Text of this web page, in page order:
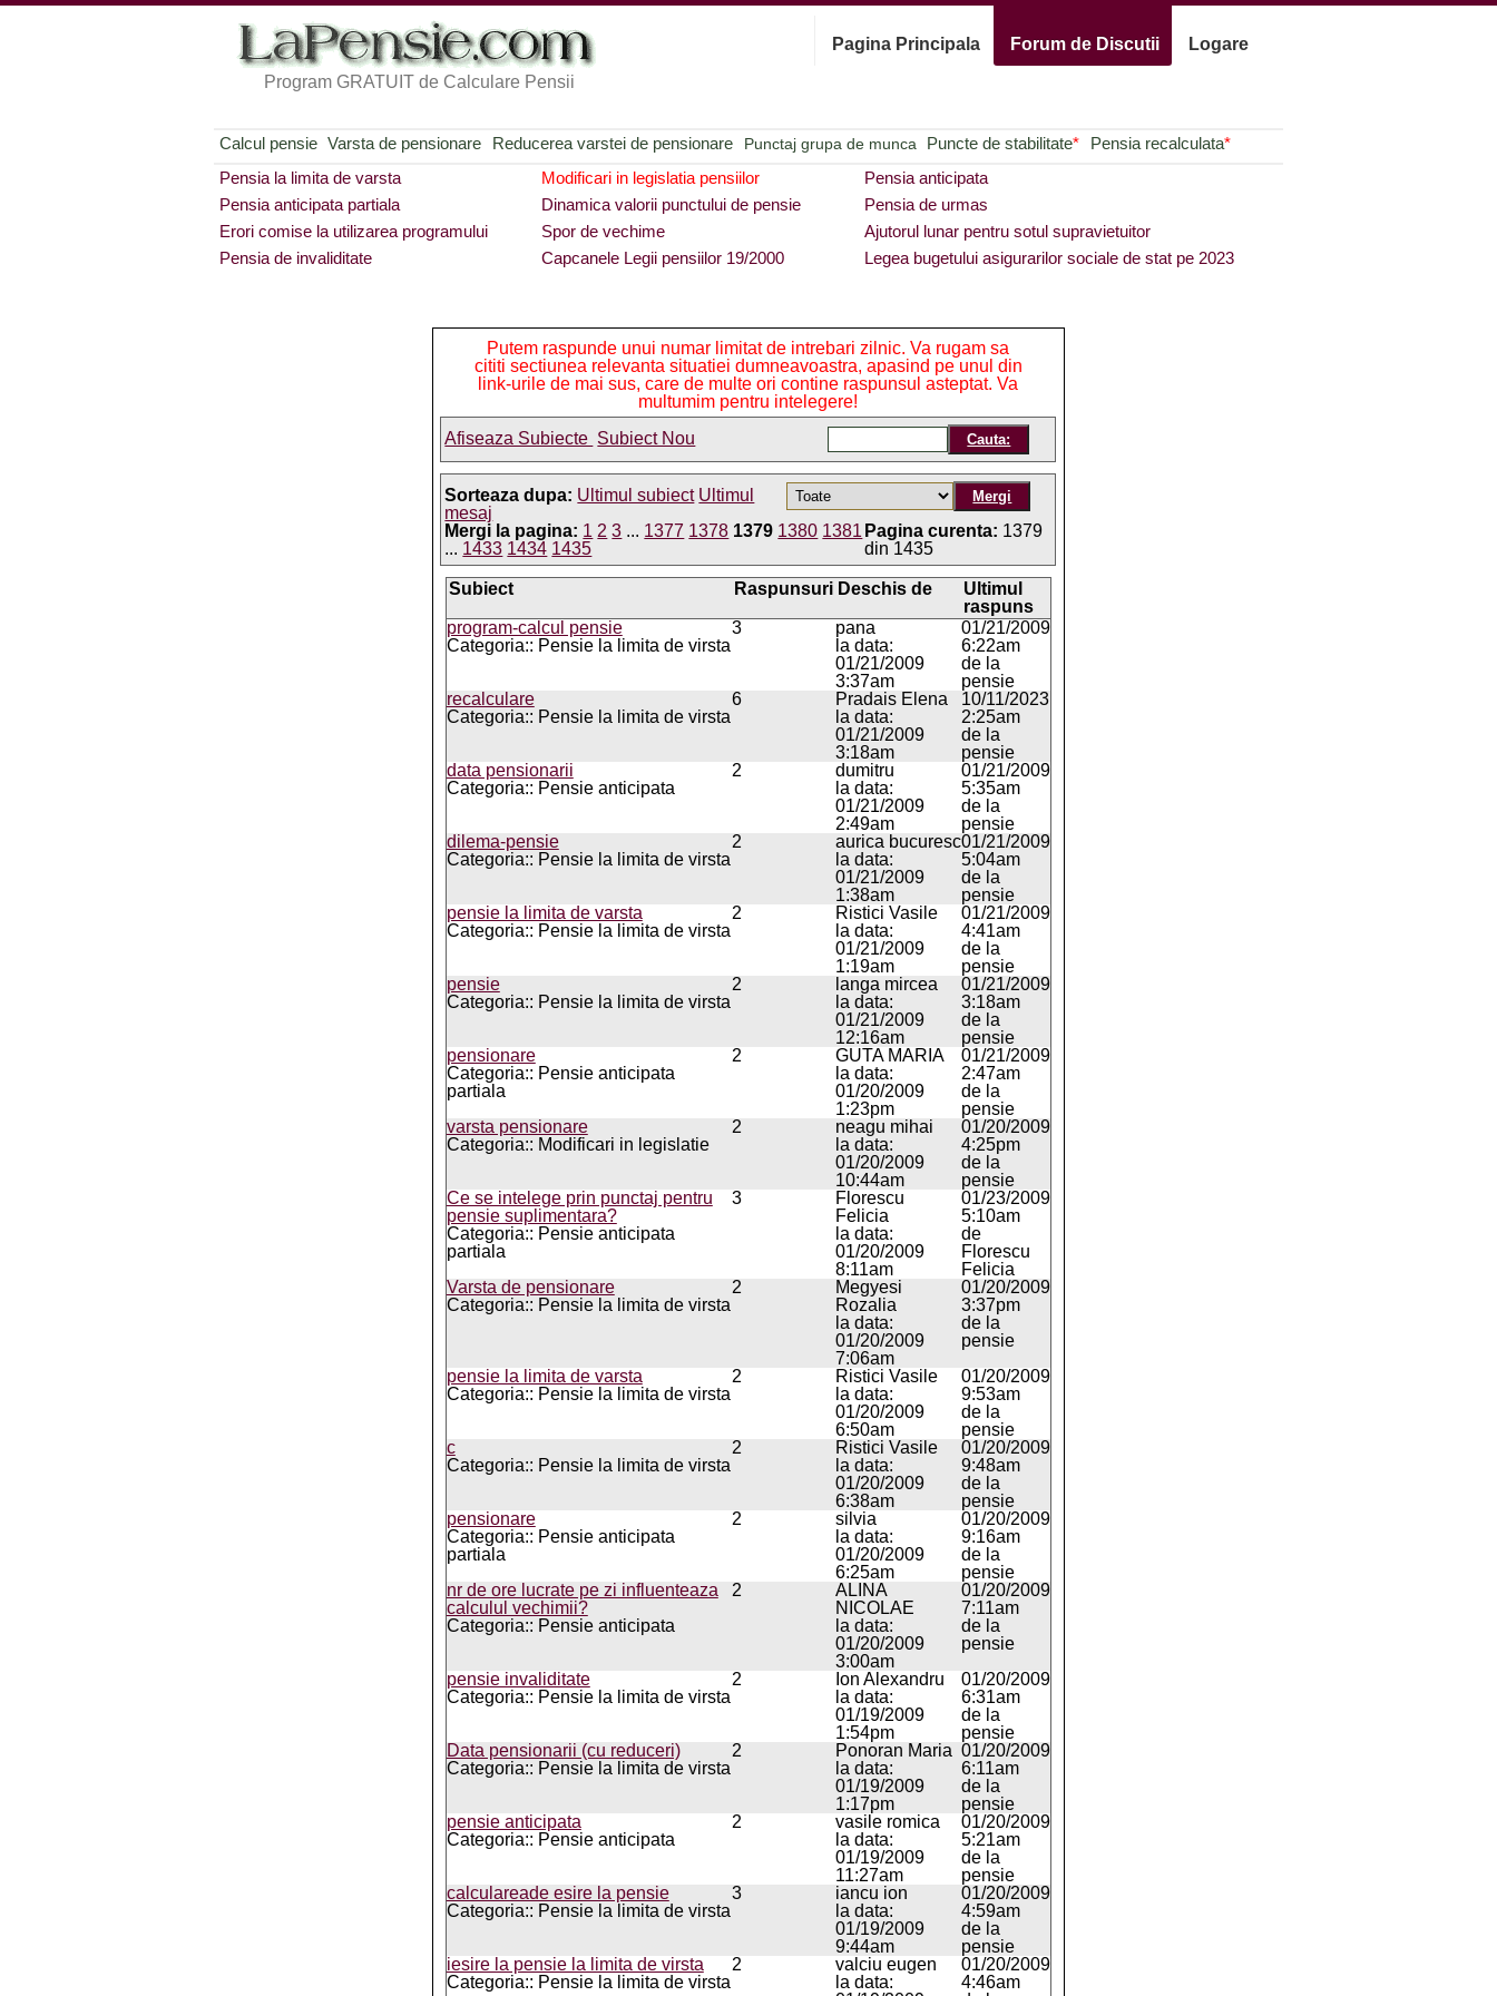
Program GRATUIT de Calculare Pensii
Pagina Principala Forum de Discutii Logare
Calcul pensie Varsta de pensionare Reducerea varstei de pensionare Punctaj grupa de munca Puncte de stabilitate* Pensia recalculata*
Pensia la limita de varsta
Modificari in legislatia pensiilor
Pensia anticipata
Pensia anticipata partiala
Dinamica valorii punctului de pensie
Pensia de urmas
Erori comise la utilizarea programului
Spor de vechime
Ajutorul lunar pentru sotul supravietuitor
Pensia de invaliditate
Capcanele Legii pensiilor 19/2000 Legea bugetului asigurarilor sociale de stat pe 2023
Putem raspunde unui numar limitat de intrebari zilnic. Va rugam sa
cititi sectiunea relevanta situatiei dumneavoastra, apasind pe unul din
link-urile de mai sus, care de multe ori contine raspunsul asteptat. Va
multumim pentru intelegere!
Afiseaza Subiecte Subiect Nou
Sorteaza dupa: Ultimul subiect Ultimul
mesaj
Mergi la pagina: 1 2 3 ... 1377 1378 1379 1380 1381
... 1433 1434 1435
Pagina curenta: 1379
din 1435
Subiect Raspunsuri Deschis de
Ultimul
raspuns
program-calcul pensie
Categoria:: Pensie la limita de virsta
3
pana
la data:
01/21/2009
3:37am
01/21/2009
6:22am
de la
pensie
recalculare
Categoria:: Pensie la limita de virsta
6
Pradais Elena
la data:
01/21/2009
3:18am
10/11/2023
2:25am
de la
pensie
data pensionarii
Categoria:: Pensie anticipata
2
dumitru
la data:
01/21/2009
2:49am
01/21/2009
5:35am
de la
pensie
dilema-pensie
Categoria:: Pensie la limita de virsta
2
aurica bucuresc
la data:
01/21/2009
1:38am
01/21/2009
5:04am
de la
pensie
pensie la limita de varsta
Categoria:: Pensie la limita de virsta
2
Ristici Vasile
la data:
01/21/2009
1:19am
01/21/2009
4:41am
de la
pensie
pensie
Categoria:: Pensie la limita de virsta
2
langa mircea
la data:
01/21/2009
12:16am
01/21/2009
3:18am
de la
pensie
pensionare
Categoria:: Pensie anticipata
partiala
2
GUTA MARIA
la data:
01/20/2009
1:23pm
01/21/2009
2:47am
de la
pensie
varsta pensionare
Categoria:: Modificari in legislatie
2
neagu mihai
la data:
01/20/2009
10:44am
01/20/2009
4:25pm
de la
pensie
Ce se intelege prin punctaj pentru
pensie suplimentara?
Categoria:: Pensie anticipata
partiala
3
Florescu
Felicia
la data:
01/20/2009
8:11am
01/23/2009
5:10am
de
Florescu
Felicia
Varsta de pensionare
Categoria:: Pensie la limita de virsta
2
Megyesi
Rozalia
la data:
01/20/2009
7:06am
01/20/2009
3:37pm
de la
pensie
pensie la limita de varsta
Categoria:: Pensie la limita de virsta
2
Ristici Vasile
la data:
01/20/2009
6:50am
01/20/2009
9:53am
de la
pensie
c
Categoria:: Pensie la limita de virsta
2
Ristici Vasile
la data:
01/20/2009
6:38am
01/20/2009
9:48am
de la
pensie
pensionare
Categoria:: Pensie anticipata
partiala
2
silvia
la data:
01/20/2009
6:25am
01/20/2009
9:16am
de la
pensie
nr de ore lucrate pe zi influenteaza
calculul vechimii?
Categoria:: Pensie anticipata
2
ALINA
NICOLAE
la data:
01/20/2009
3:00am
01/20/2009
7:11am
de la
pensie
pensie invaliditate
Categoria:: Pensie la limita de virsta
2
Ion Alexandru
la data:
01/19/2009
1:54pm
01/20/2009
6:31am
de la
pensie
Data pensionarii (cu reduceri)
Categoria:: Pensie la limita de virsta
2
Ponoran Maria
la data:
01/19/2009
1:17pm
01/20/2009
6:11am
de la
pensie
pensie anticipata
Categoria:: Pensie anticipata
2
vasile romica
la data:
01/19/2009
11:27am
01/20/2009
5:21am
de la
pensie
calculareade esire la pensie
Categoria:: Pensie la limita de virsta
3
iancu ion
la data:
01/19/2009
9:44am
01/20/2009
4:59am
de la
pensie
iesire la pensie la limita de virsta
Categoria:: Pensie la limita de virsta
2
valciu eugen
la data:
01/20/2009
4:46am